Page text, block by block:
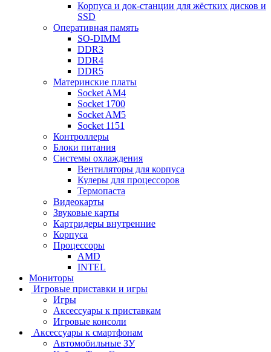
Корпуса и док-станции для жёстких дисков и
SSD
Оперативная память
SO-DIMM
DDR3
DDR4
DDR5
Материнские платы
Socket AM4
Socket 1700
Socket AM5
Socket 1151
Контроллеры
Блоки питания
Системы охлаждения
Вентиляторы для корпуса
Кулеры для процессоров
Термопаста
Видеокарты
Звуковые карты
Картридеры внутренние
Корпуса
Процессоры
AMD
INTEL
Мониторы
Игровые приставки и игры
Игры
Аксессуары к приставкам
Игровые консоли
Аксессуары к смартфонам
Автомобильные ЗУ